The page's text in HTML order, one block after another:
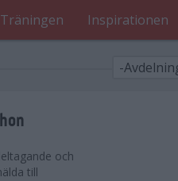
Träningen Inspirationen
och
till